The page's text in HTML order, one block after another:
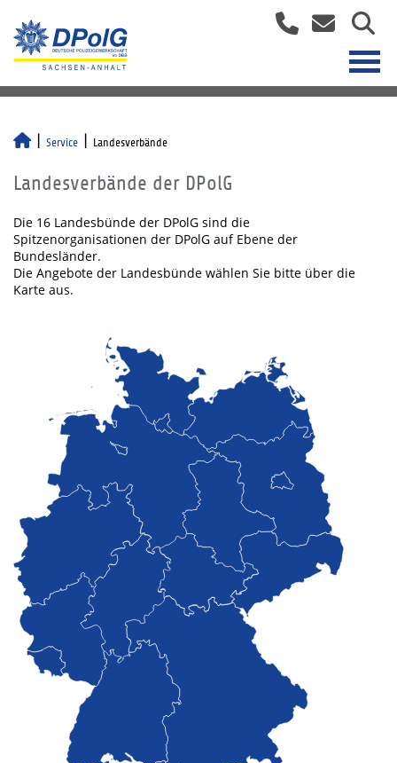
Service Landesverbände
Landesverbände der DPolG
Die 16 Landesbünde der DPolG sind die
Spitzenorganisationen der DPolG auf Ebene der
Bundesländer.
Die Angebote der Landesbünde wählen Sie bitte über die
Karte aus.